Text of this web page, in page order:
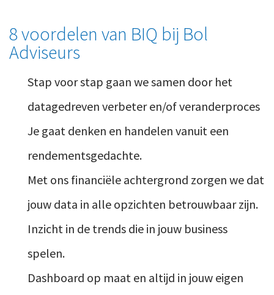
8 voordelen van BIQ bij Bol
Adviseurs
Stap voor stap gaan we samen door het
datagedreven verbeter en/of veranderproces
Je gaat denken en handelen vanuit een
rendementsgedachte.
Met ons financiële achtergrond zorgen we dat
jouw data in alle opzichten betrouwbaar zijn.
Inzicht in de trends die in jouw business
spelen.
Dashboard op maat en altijd in jouw eigen